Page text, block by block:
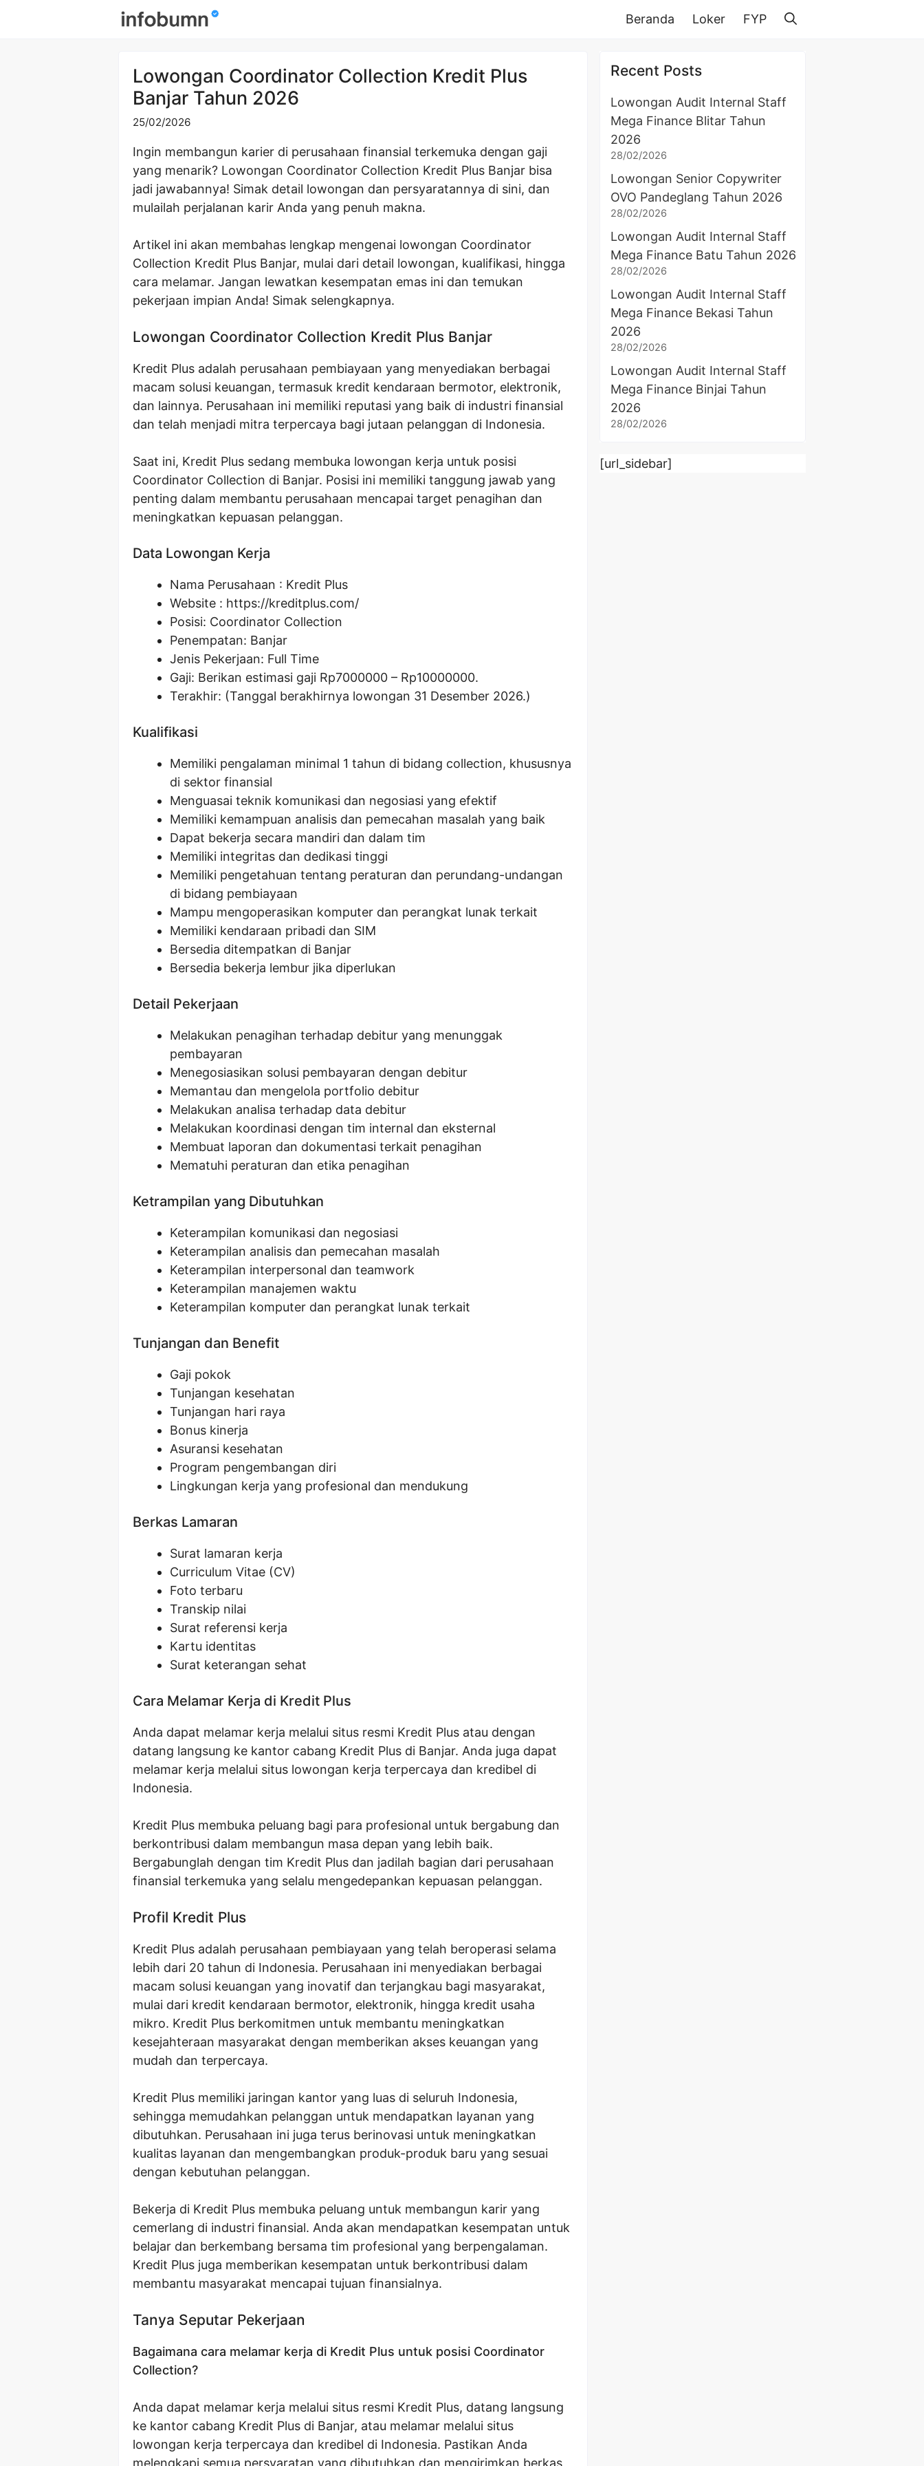
Beranda Loker FYP
Lowongan Coordinator Collection Kredit Plus
Banjar Tahun 2026
25/02/2026
Ingin membangun karier di perusahaan finansial terkemuka dengan gaji
yang menarik? Lowongan Coordinator Collection Kredit Plus Banjar bisa
jadi jawabannya! Simak detail lowongan dan persyaratannya di sini, dan
mulailah perjalanan karir Anda yang penuh makna.
Artikel ini akan membahas lengkap mengenai lowongan Coordinator
Collection Kredit Plus Banjar, mulai dari detail lowongan, kualifikasi, hingga
cara melamar. Jangan lewatkan kesempatan emas ini dan temukan
pekerjaan impian Anda! Simak selengkapnya.
Lowongan Coordinator Collection Kredit Plus Banjar
Kredit Plus adalah perusahaan pembiayaan yang menyediakan berbagai
macam solusi keuangan, termasuk kredit kendaraan bermotor, elektronik,
dan lainnya. Perusahaan ini memiliki reputasi yang baik di industri finansial
dan telah menjadi mitra terpercaya bagi jutaan pelanggan di Indonesia.
Saat ini, Kredit Plus sedang membuka lowongan kerja untuk posisi
Coordinator Collection di Banjar. Posisi ini memiliki tanggung jawab yang
penting dalam membantu perusahaan mencapai target penagihan dan
meningkatkan kepuasan pelanggan.
Data Lowongan Kerja
Nama Perusahaan : Kredit Plus
Website : https://kreditplus.com/
Posisi: Coordinator Collection
Penempatan: Banjar
Jenis Pekerjaan: Full Time
Gaji: Berikan estimasi gaji Rp7000000 – Rp10000000.
Terakhir: (Tanggal berakhirnya lowongan 31 Desember 2026.)
Kualifikasi
Memiliki pengalaman minimal 1 tahun di bidang collection, khususnya
di sektor finansial
Menguasai teknik komunikasi dan negosiasi yang efektif
Memiliki kemampuan analisis dan pemecahan masalah yang baik
Dapat bekerja secara mandiri dan dalam tim
Memiliki integritas dan dedikasi tinggi
Memiliki pengetahuan tentang peraturan dan perundang-undangan
di bidang pembiayaan
Mampu mengoperasikan komputer dan perangkat lunak terkait
Memiliki kendaraan pribadi dan SIM
Bersedia ditempatkan di Banjar
Bersedia bekerja lembur jika diperlukan
Detail Pekerjaan
Melakukan penagihan terhadap debitur yang menunggak
pembayaran
Menegosiasikan solusi pembayaran dengan debitur
Memantau dan mengelola portfolio debitur
Melakukan analisa terhadap data debitur
Melakukan koordinasi dengan tim internal dan eksternal
Membuat laporan dan dokumentasi terkait penagihan
Mematuhi peraturan dan etika penagihan
Ketrampilan yang Dibutuhkan
Keterampilan komunikasi dan negosiasi
Keterampilan analisis dan pemecahan masalah
Keterampilan interpersonal dan teamwork
Keterampilan manajemen waktu
Keterampilan komputer dan perangkat lunak terkait
Tunjangan dan Benefit
Gaji pokok
Tunjangan kesehatan
Tunjangan hari raya
Bonus kinerja
Asuransi kesehatan
Program pengembangan diri
Lingkungan kerja yang profesional dan mendukung
Berkas Lamaran
Surat lamaran kerja
Curriculum Vitae (CV)
Foto terbaru
Transkip nilai
Surat referensi kerja
Kartu identitas
Surat keterangan sehat
Cara Melamar Kerja di Kredit Plus
Anda dapat melamar kerja melalui situs resmi Kredit Plus atau dengan
datang langsung ke kantor cabang Kredit Plus di Banjar. Anda juga dapat
melamar kerja melalui situs lowongan kerja terpercaya dan kredibel di
Indonesia.
Kredit Plus membuka peluang bagi para profesional untuk bergabung dan
berkontribusi dalam membangun masa depan yang lebih baik.
Bergabunglah dengan tim Kredit Plus dan jadilah bagian dari perusahaan
finansial terkemuka yang selalu mengedepankan kepuasan pelanggan.
Profil Kredit Plus
Kredit Plus adalah perusahaan pembiayaan yang telah beroperasi selama
lebih dari 20 tahun di Indonesia. Perusahaan ini menyediakan berbagai
macam solusi keuangan yang inovatif dan terjangkau bagi masyarakat,
mulai dari kredit kendaraan bermotor, elektronik, hingga kredit usaha
mikro. Kredit Plus berkomitmen untuk membantu meningkatkan
kesejahteraan masyarakat dengan memberikan akses keuangan yang
mudah dan terpercaya.
Kredit Plus memiliki jaringan kantor yang luas di seluruh Indonesia,
sehingga memudahkan pelanggan untuk mendapatkan layanan yang
dibutuhkan. Perusahaan ini juga terus berinovasi untuk meningkatkan
kualitas layanan dan mengembangkan produk-produk baru yang sesuai
dengan kebutuhan pelanggan.
Bekerja di Kredit Plus membuka peluang untuk membangun karir yang
cemerlang di industri finansial. Anda akan mendapatkan kesempatan untuk
belajar dan berkembang bersama tim profesional yang berpengalaman.
Kredit Plus juga memberikan kesempatan untuk berkontribusi dalam
membantu masyarakat mencapai tujuan finansialnya.
Tanya Seputar Pekerjaan
Bagaimana cara melamar kerja di Kredit Plus untuk posisi Coordinator
Collection?
Anda dapat melamar kerja melalui situs resmi Kredit Plus, datang langsung
ke kantor cabang Kredit Plus di Banjar, atau melamar melalui situs
lowongan kerja terpercaya dan kredibel di Indonesia. Pastikan Anda
melengkapi semua persyaratan yang dibutuhkan dan mengirimkan berkas
Recent Posts
Lowongan Audit Internal Staff
Mega Finance Blitar Tahun
2026
28/02/2026
Lowongan Senior Copywriter
OVO Pandeglang Tahun 2026
28/02/2026
Lowongan Audit Internal Staff
Mega Finance Batu Tahun 2026
28/02/2026
Lowongan Audit Internal Staff
Mega Finance Bekasi Tahun
2026
28/02/2026
Lowongan Audit Internal Staff
Mega Finance Binjai Tahun
2026
28/02/2026
[url_sidebar]